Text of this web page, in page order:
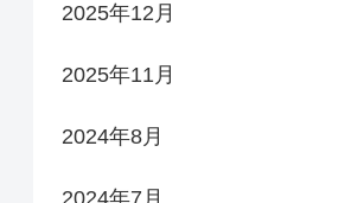
2025年12月
2025年11月
2024年8月